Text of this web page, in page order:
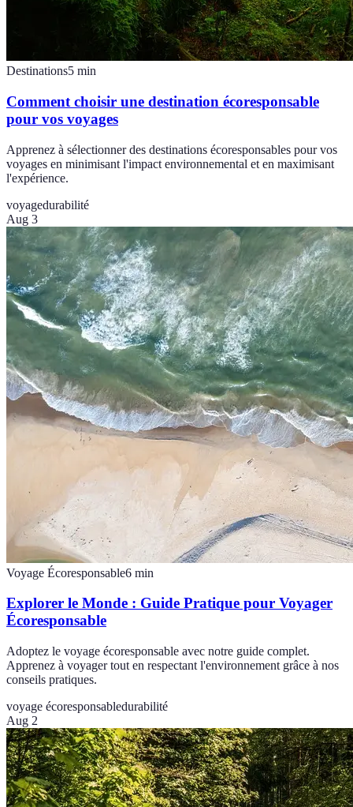
Destinations5 min
Comment choisir une destination écoresponsable
pour vos voyages
Apprenez à sélectionner des destinations écoresponsables pour vos
voyages en minimisant l'impact environnemental et en maximisant
l'expérience.
voyagedurabilité
Aug 3
Voyage Écoresponsable6 min
Explorer le Monde : Guide Pratique pour Voyager
Écoresponsable
Adoptez le voyage écoresponsable avec notre guide complet.
Apprenez à voyager tout en respectant l'environnement grâce à nos
conseils pratiques.
voyage écoresponsabledurabilité
Aug 2